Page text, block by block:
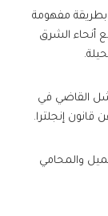
بطريقة مفهومة
أنحاء الشرق
القاضي في
إنجلترا.
والمحامي